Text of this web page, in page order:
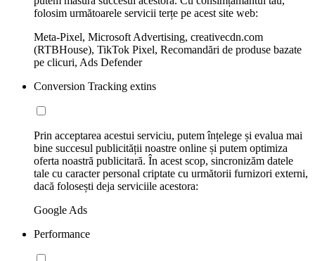
folosim următoarele servicii terțe pe acest site web:
Meta-Pixel, Microsoft Advertising, creativecdn.com
(RTBHouse), TikTok Pixel, Recomandări de produse bazate
pe clicuri, Ads Defender
Conversion Tracking extins
Prin acceptarea acestui serviciu, putem înțelege și evalua mai
bine succesul publicității noastre online și putem optimiza
oferta noastră publicitară. În acest scop, sincronizăm datele
tale cu caracter personal criptate cu următorii furnizori externi,
dacă folosești deja serviciile acestora:
Google Ads
Performance